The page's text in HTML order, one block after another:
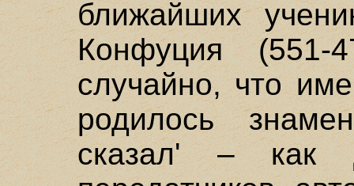
ближайших
Конфуция
случайно, что
родилось
сказал' – как